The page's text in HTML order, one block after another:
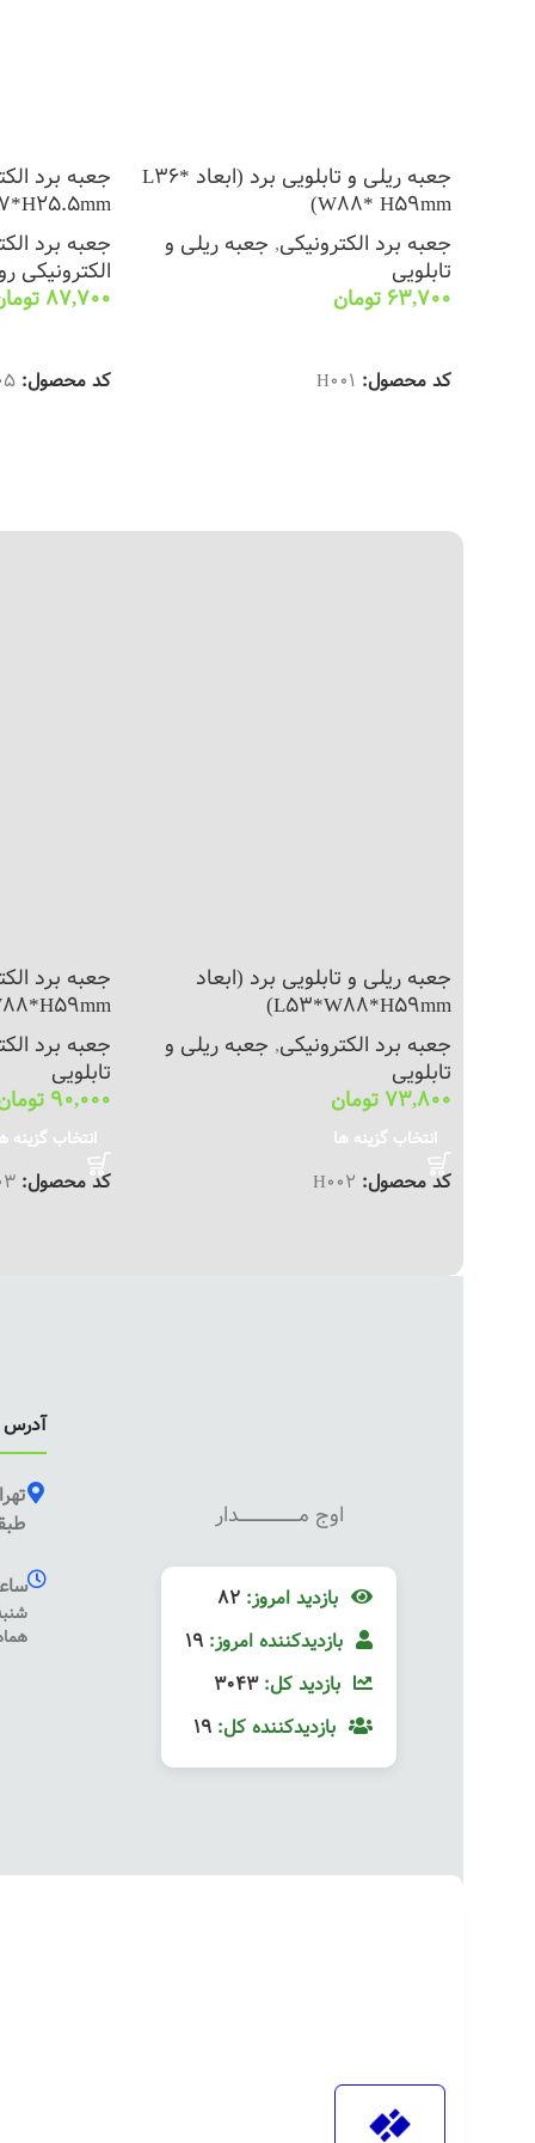
جعبه ریلی و تابلویی برد (ابعاد L36*
W88* H59mm)
جعبه برد الکترونیکی, جعبه ریلی و
تابلویی
63,700 تومان
کد محصول: H001
جعبه برد
جعبه برد
الکترونیکی
87,700
کد محصول:
جعبه ریلی و تابلویی برد (ابعاد
L53*W88*H59mm)
جعبه برد الکترونیکی, جعبه ریلی و
تابلویی
73,800 تومان
انتخاب گزینه ها
کد محصول: H002
جعبه برد
جعبه برد
تابلویی
90,000
انتخاب گزینه
کد محصول:
اوج مـــــــــــــــــــــــــدار
بازدید امروز:
بازدیدکننده امروز:
بازدید کل: 3043
بازدیدکننده کل:
آدرس